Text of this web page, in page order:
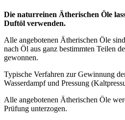
Die naturreinen Ätherischen Öle
Duftöl verwenden.
Alle angebotenen Ätherischen Öle
nach Öl aus ganz bestimmten Teilen
gewonnen.
Typische Verfahren zur Gewinnung
Wasserdampf und Pressung
Alle angebotenen Ätherischen Öle
Prüfung unterzogen.